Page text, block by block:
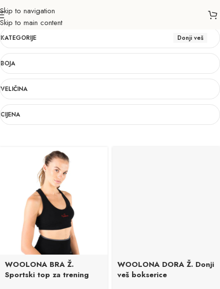
Skip to navigation
Skip to main content
Donji veš
KATEGORIJE Donji veš
BOJA
VELIČINA
CIJENA
WOOLONA BRA Ž.
Sportski top za trening
WOOLONA DORA Ž. Donji
veš bokserice